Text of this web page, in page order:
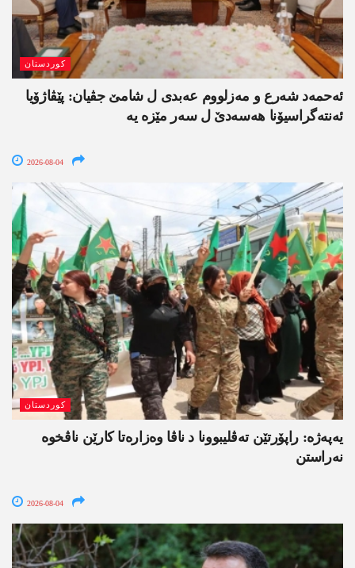
کوردستان
ئەحمەد شەرع و مەزلووم عەبدی ل شامێ جڤیان: پێڤاژۆیا
ئەنتەگراسیۆنا ھەسەدێ ل سەر مێزە یە
2026-08-04
کوردستان
یەپەژە: راپۆرتێن تەڤلیبوونا د ناڤا وەزارەتا کارێن ناڤخوە
نەراستن
2026-08-04